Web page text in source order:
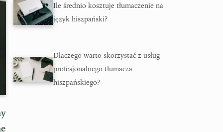
Ile średnio kosztuje tłumaczenie na
język hiszpański?
Dlaczego warto skorzystać z usług
profesjonalnego tłumacza
hiszpańskiego?